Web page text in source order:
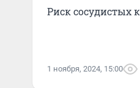
Риск сосудистых
1 ноября, 2024, 15:00